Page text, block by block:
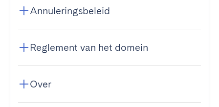
Annuleringsbeleid
Reglement van het domein
Over